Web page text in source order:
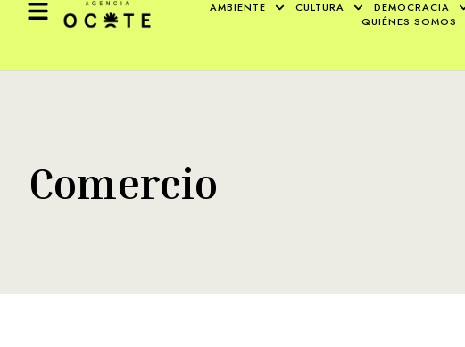
AMBIENTE CULTURA DEMOCRACIA
QUIÉNES SOMOS
Comercio